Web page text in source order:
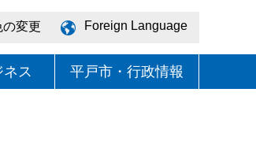
変更 Foreign Language
ス 平戸市・行政情報